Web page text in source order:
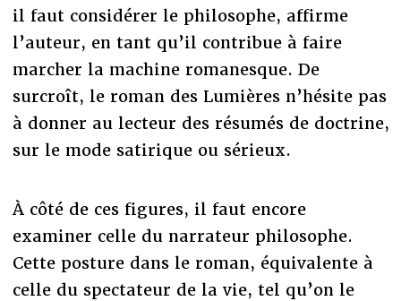
il faut considérer le philosophe, affirme
l’auteur, en tant qu’il contribue à faire
marcher la machine romanesque. De
surcroît, le roman des Lumières n’hésite pas
à donner au lecteur des résumés de doctrine,
sur le mode satirique ou sérieux.
À côté de ces figures, il faut encore
examiner celle du narrateur philosophe.
Cette posture dans le roman, équivalente à
celle du spectateur de la vie, tel qu’on le